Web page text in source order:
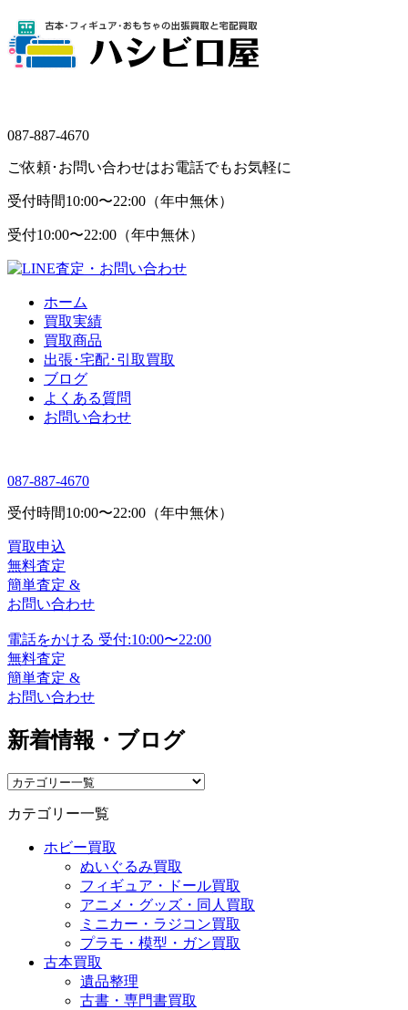
087-887-4670
ご依頼･お問い合わせはお電話でもお気軽に
受付時間10:00〜22:00（年中無休）
受付10:00〜22:00（年中無休）
ホーム
買取実績
買取商品
出張･宅配･引取買取
ブログ
よくある質問
お問い合わせ
087-887-4670
受付時間10:00〜22:00（年中無休）
買取申込
無料査定
簡単査定 &
お問い合わせ
電話をかける 受付:10:00〜22:00
無料査定
簡単査定 &
お問い合わせ
新着情報・ブログ
カテゴリー一覧
ホビー買取
ぬいぐるみ買取
フィギュア・ドール買取
アニメ・グッズ・同人買取
ミニカー・ラジコン買取
プラモ・模型・ガン買取
古本買取
遺品整理
古書・専門書買取